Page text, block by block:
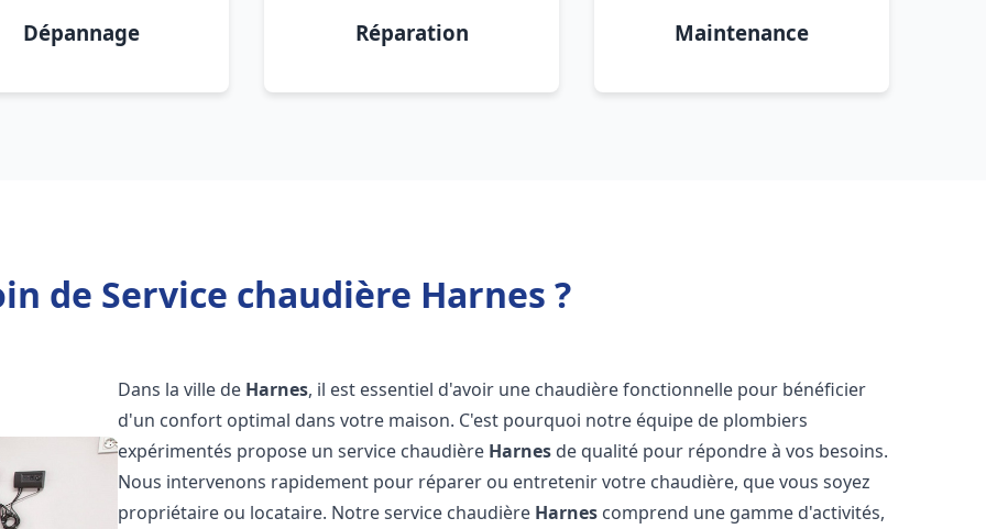
Dépannage Réparation Maintenance
de Service chaudière Harnes ?
Dans la ville de Harnes, il est essentiel d'avoir une chaudière fonctionnelle pour bénéficier
d'un confort optimal dans votre maison. C'est pourquoi notre équipe de plombiers
expérimentés propose un service chaudière Harnes de qualité pour répondre à vos besoins.
Nous intervenons rapidement pour réparer ou entretenir votre chaudière, que vous soyez
propriétaire ou locataire. Notre service chaudière Harnes comprend une gamme d'activités,